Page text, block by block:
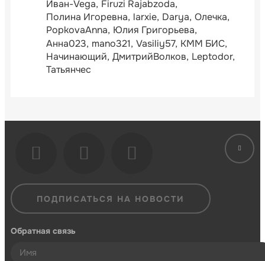
Иван-Vega Firuzi Rajabzoda
Полина Игоревна larxie Darya Олечка
PopkovaAnna Юлия Григорьева
Анна023 mano321 Vasiliy57 КММ БИС
Начинающий ДмитрийВолков Leptodor
Татьянчес
ПОДПИСАТЬСЯ НА НОВОСТИ
Обратная связь